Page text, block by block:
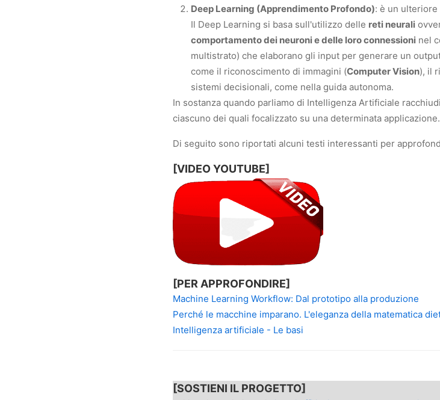
Deep Learning (Apprendimento Profondo): è un
Il Deep Learning si basa sull'utilizzo delle reti neurali
comportamento dei neuroni e delle loro connessioni nel
multistrato) che elaborano gli input per generare un
come il riconoscimento di immagini (Computer Vision), il
sistemi decisionali, come nella guida autonoma.
In sostanza quando parliamo di Intelligenza Artificiale
ciascuno dei quali focalizzato su una determinata applicazione.
Di seguito sono riportati alcuni testi interessanti per
[VIDEO YOUTUBE]
[PER APPROFONDIRE]
Machine Learning Workflow: Dal prototipo alla produzione
Perché le macchine imparano. L'eleganza della matematica
Intelligenza artificiale - Le basi
[SOSTIENI IL PROGETTO]